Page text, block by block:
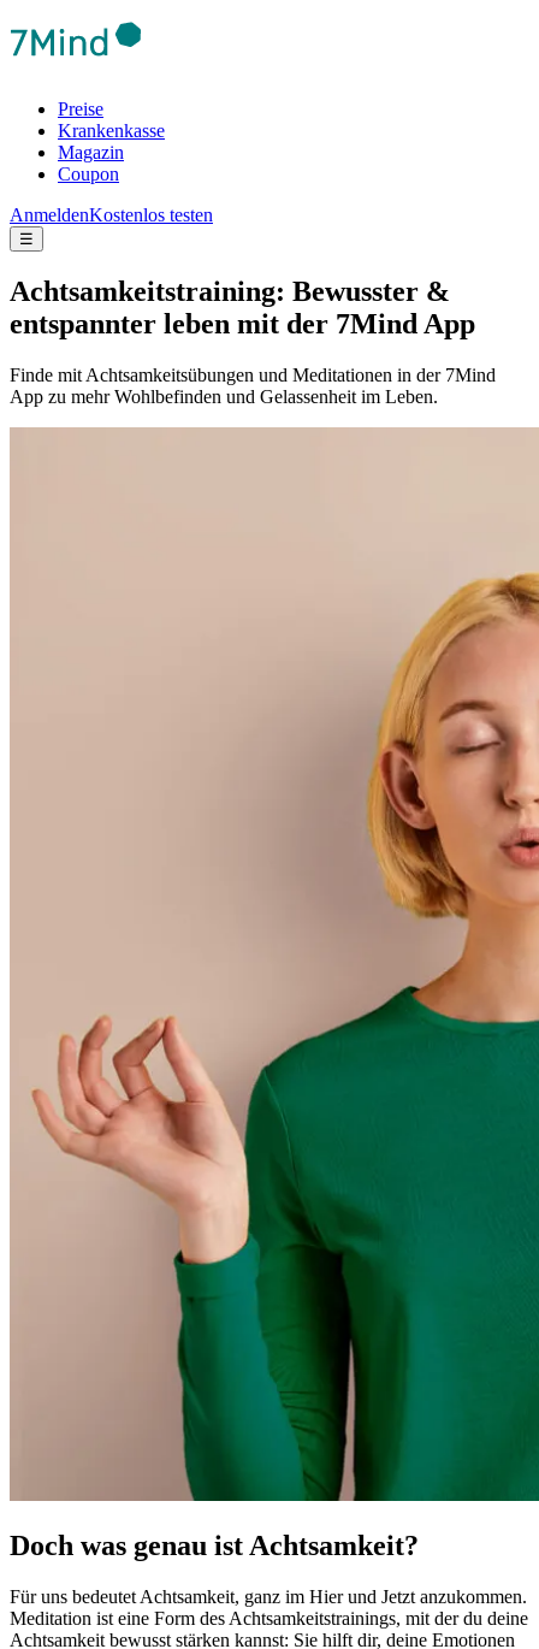
Preise
Krankenkasse
Magazin
Coupon
AnmeldenKostenlos testen
☰
Achtsamkeitstraining: Bewusster &
entspannter leben mit der 7Mind App
Finde mit Achtsamkeitsübungen und Meditationen in der 7Mind
App zu mehr Wohlbefinden und Gelassenheit im Leben.
Doch was genau ist Achtsamkeit?
Für uns bedeutet Achtsamkeit, ganz im Hier und Jetzt anzukommen.
Meditation ist eine Form des Achtsamkeitstrainings, mit der du deine
Achtsamkeit bewusst stärken kannst: Sie hilft dir, deine Emotionen